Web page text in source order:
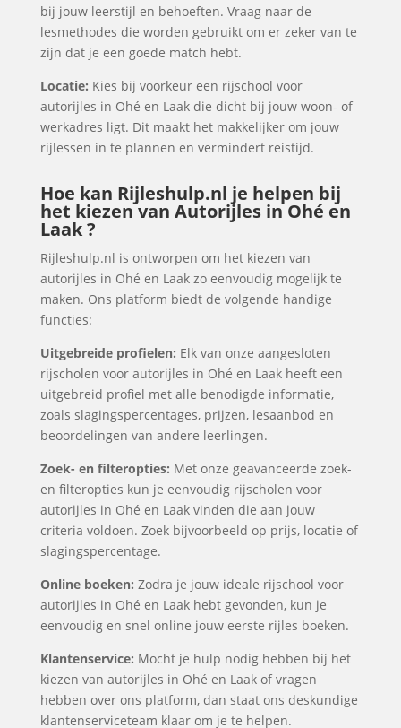
bij jouw leerstijl en behoeften. Vraag naar de
lesmethodes die worden gebruikt om er zeker van te
zijn dat je een goede match hebt.
Locatie: Kies bij voorkeur een rijschool voor
autorijles in Ohé en Laak die dicht bij jouw woon- of
werkadres ligt. Dit maakt het makkelijker om jouw
rijlessen in te plannen en vermindert reistijd.
Hoe kan Rijleshulp.nl je helpen bij
het kiezen van Autorijles in Ohé en
Laak ?
Rijleshulp.nl is ontworpen om het kiezen van
autorijles in Ohé en Laak zo eenvoudig mogelijk te
maken. Ons platform biedt de volgende handige
functies:
Uitgebreide profielen: Elk van onze aangesloten
rijscholen voor autorijles in Ohé en Laak heeft een
uitgebreid profiel met alle benodigde informatie,
zoals slagingspercentages, prijzen, lesaanbod en
beoordelingen van andere leerlingen.
Zoek- en filteropties: Met onze geavanceerde zoek-
en filteropties kun je eenvoudig rijscholen voor
autorijles in Ohé en Laak vinden die aan jouw
criteria voldoen. Zoek bijvoorbeeld op prijs, locatie of
slagingspercentage.
Online boeken: Zodra je jouw ideale rijschool voor
autorijles in Ohé en Laak hebt gevonden, kun je
eenvoudig en snel online jouw eerste rijles boeken.
Klantenservice: Mocht je hulp nodig hebben bij het
kiezen van autorijles in Ohé en Laak of vragen
hebben over ons platform, dan staat ons deskundige
klantenserviceteam klaar om je te helpen.